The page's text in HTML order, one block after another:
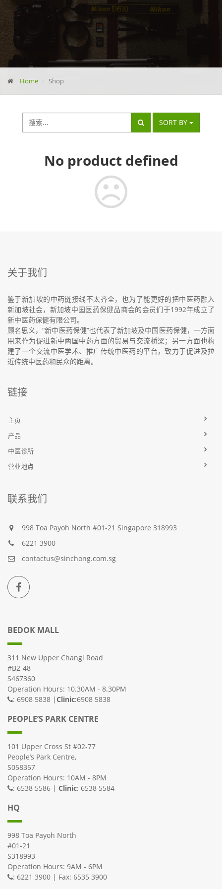
Home Shop
SORT BY
No product defined
☹
关于我们
鉴于新加坡的中药链接线不太齐全，也为了能更好的把中医药融入
新加坡社会，新加坡中国医药保健品商会的会员们于1992年成立了
新中医药保健有限公司。
顾名思义，“新中医药保健”也代表了新加坡及中国医药保健，一方面
用来作为促进新中两国中药方面的贸易与交流桥梁；另一方面也构
建了一个交流中医学术、推广传统中医药的平台，致力于促进及拉
近传统中医药和民众的距离。
链接
主页
产品
中医诊所
营业地点
联系我们
998 Toa Payoh North #01-21 Singapore 318993
6221 3900
contactus@sinchong.com.sg
BEDOK MALL
311 New Upper Changi Road
#B2-48
S467360
Operation Hours: 10.30AM - 8.30PM
: 6908 5838 | Clinic:6908 5838
PEOPLE’S PARK CENTRE
101 Upper Cross St #02-77
People’s Park Centre,
S058357
Operation Hours: 10AM - 8PM
: 6538 5586 | Clinic: 6538 5584
HQ
998 Toa Payoh North
#01-21
S318993
Operation Hours: 9AM - 6PM
: 6221 3900 | Fax: 6535 3900